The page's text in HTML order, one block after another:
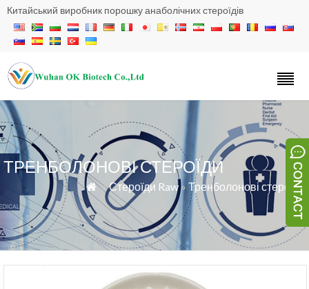
Китайський виробник порошку анаболічних стероїдів
ТРЕНБОЛОНОВІ СТЕРОЇДИ
 »Стероїди Raw» Тренболонові стероїди